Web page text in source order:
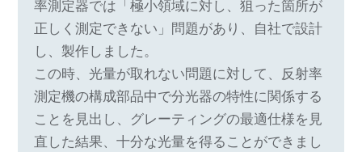
率測定器では「極小領域に対し、狙った箇所が
正しく測定できない」問題があり、自社で設計
し、製作しました。
この時、光量が取れない問題に対して、反射率
測定機の構成部品中で分光器の特性に関係する
ことを見出し、グレーティングの最適仕様を見
直した結果、十分な光量を得ることができまし